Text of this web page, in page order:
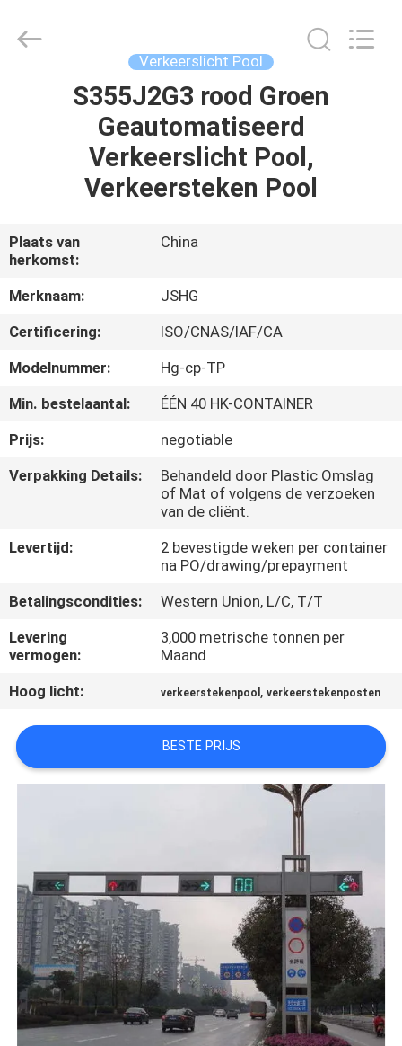
PRODUCTEN
VR-
SHOW
ONGEVEER
FABRIEKSREIS
KWALITEITSCONTROLE
CONTACTEER
ONS
NIEUWS
VERZOEK
OM EEN
CITAAT
PRIVACYBELEID
co.,ltd.
Verkeerslicht Pool
S355J2G3 rood Groen
Geautomatiseerd
Verkeerslicht Pool,
Verkeersteken Pool
Plaats van
herkomst:
China
Merknaam:
JSHG
Certificering:
ISO/CNAS/IAF/CA
Modelnummer:
Hg-cp-TP
Min. bestelaantal:
ÉÉN 40 HK-CONTAINER
Prijs:
negotiable
Verpakking Details:
Behandeld door Plastic Omslag
of Mat of volgens de verzoeken
van de cliënt.
Levertijd:
2 bevestigde weken per container
na PO/drawing/prepayment
Betalingscondities:
Western Union, L/C, T/T
Levering
vermogen:
3,000 metrische tonnen per
Maand
Hoog licht:
verkeerstekenpool ,verkeerstekenposten
BESTE PRIJS